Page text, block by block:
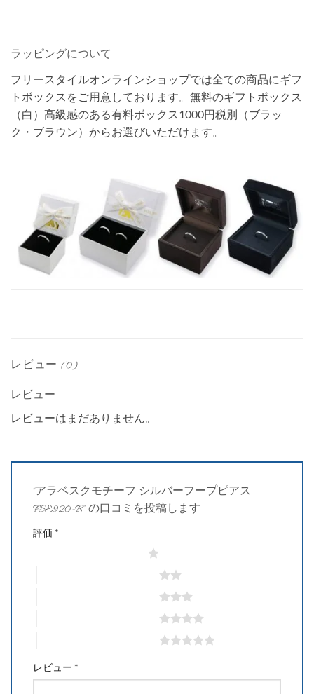
ラッピングについて
フリースタイルオンラインショップでは全ての商品にギフ
トボックスをご用意しております。無料のギフトボックス
（白）高級感のある有料ボックス1000円税別（ブラッ
ク・ブラウン）からお選びいただけます。
レビュー (0)
レビュー
レビューはまだありません。
“アラベスクモチーフ シルバーフープピアス
FSE920-B” の口コミを投稿します
評価 *
レビュー *